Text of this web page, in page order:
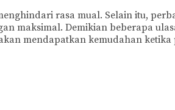
rasa mual. Selain itu,
maksimal. Demikian beberapa
mendapatkan kemudahan